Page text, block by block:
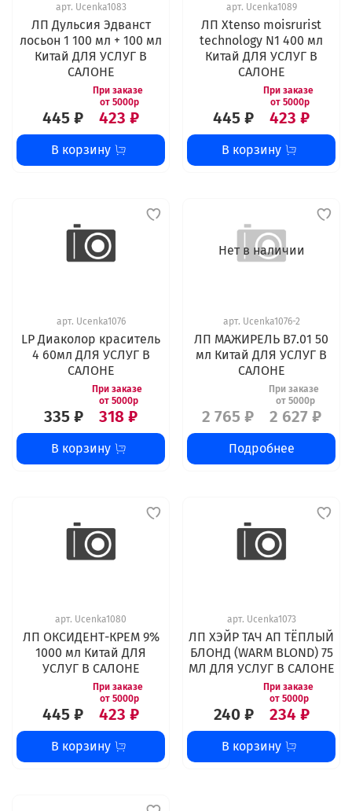
арт. Ucenka1083
ЛП Дульсия Эдванст
лосьон 1 100 мл + 100 мл
Китай ДЛЯ УСЛУГ В
САЛОНЕ
445 ₽ 423 ₽
В корзину
арт. Ucenka1089
ЛП Xtenso moisrurist
technology N1 400 мл
Китай ДЛЯ УСЛУГ В
САЛОНЕ
445 ₽ 423 ₽
В корзину
арт. Ucenka1076
LP Диаколор краситель
4 60мл ДЛЯ УСЛУГ В
САЛОНЕ
335 ₽ 318 ₽
В корзину
Нет в наличии
арт. Ucenka1076-2
ЛП МАЖИРЕЛЬ B7.01 50
мл Китай ДЛЯ УСЛУГ В
САЛОНЕ
2 765 ₽ 2 627 ₽
Подробнее
арт. Ucenka1080
ЛП ОКСИДЕНТ-КРЕМ 9%
1000 мл Китай ДЛЯ
УСЛУГ В САЛОНЕ
445 ₽ 423 ₽
В корзину
арт. Ucenka1073
ЛП ХЭЙР ТАЧ АП ТЁПЛЫЙ
БЛОНД (WARM BLOND) 75
МЛ ДЛЯ УСЛУГ В САЛОНЕ
240 ₽ 234 ₽
В корзину